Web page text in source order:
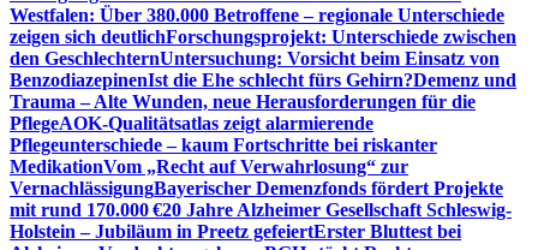
Westfalen: Über 380.000 Betroffene – regionale Unterschiede
zeigen sich deutlichForschungsprojekt: Unterschiede zwischen
den GeschlechternUntersuchung: Vorsicht beim Einsatz von
BenzodiazepinenIst die Ehe schlecht fürs Gehirn?Demenz und
Trauma – Alte Wunden, neue Herausforderungen für die
PflegeAOK-Qualitätsatlas zeigt alarmierende
Pflegeunterschiede – kaum Fortschritte bei riskanter
MedikationVom „Recht auf Verwahrlosung“ zur
VernachlässigungBayerischer Demenzfonds fördert Projekte
mit rund 170.000 €20 Jahre Alzheimer Gesellschaft Schleswig-
Holstein – Jubiläum in Preetz gefeiertErster Bluttest bei